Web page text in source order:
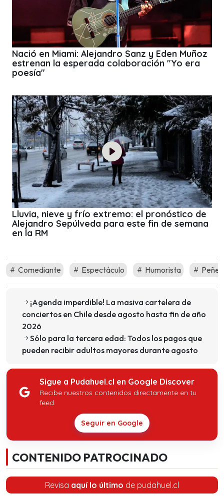
Nació en Miami: Alejandro Sanz y Eden Muñoz
estrenan la esperada colaboración "Yo era
poesía"
Lluvia, nieve y frío extremo: el pronóstico de
Alejandro Sepúlveda para este fin de semana
en la RM
Comediante Espectáculo Humorista
¡Agenda imperdible! La masiva cartelera de
conciertos en Chile desde agosto hasta fin de año
2026
Sólo para la tercera edad: Todos los pagos que
pueden recibir adultos mayores durante agosto
Sigue a Pudahuel.cl en Google Discover
Recibe nuestros contenidos directamente en tu
feed.
Seguir en Google
CONTENIDO PATROCINADO
Revisa aquí lo último de pudahuel.cl